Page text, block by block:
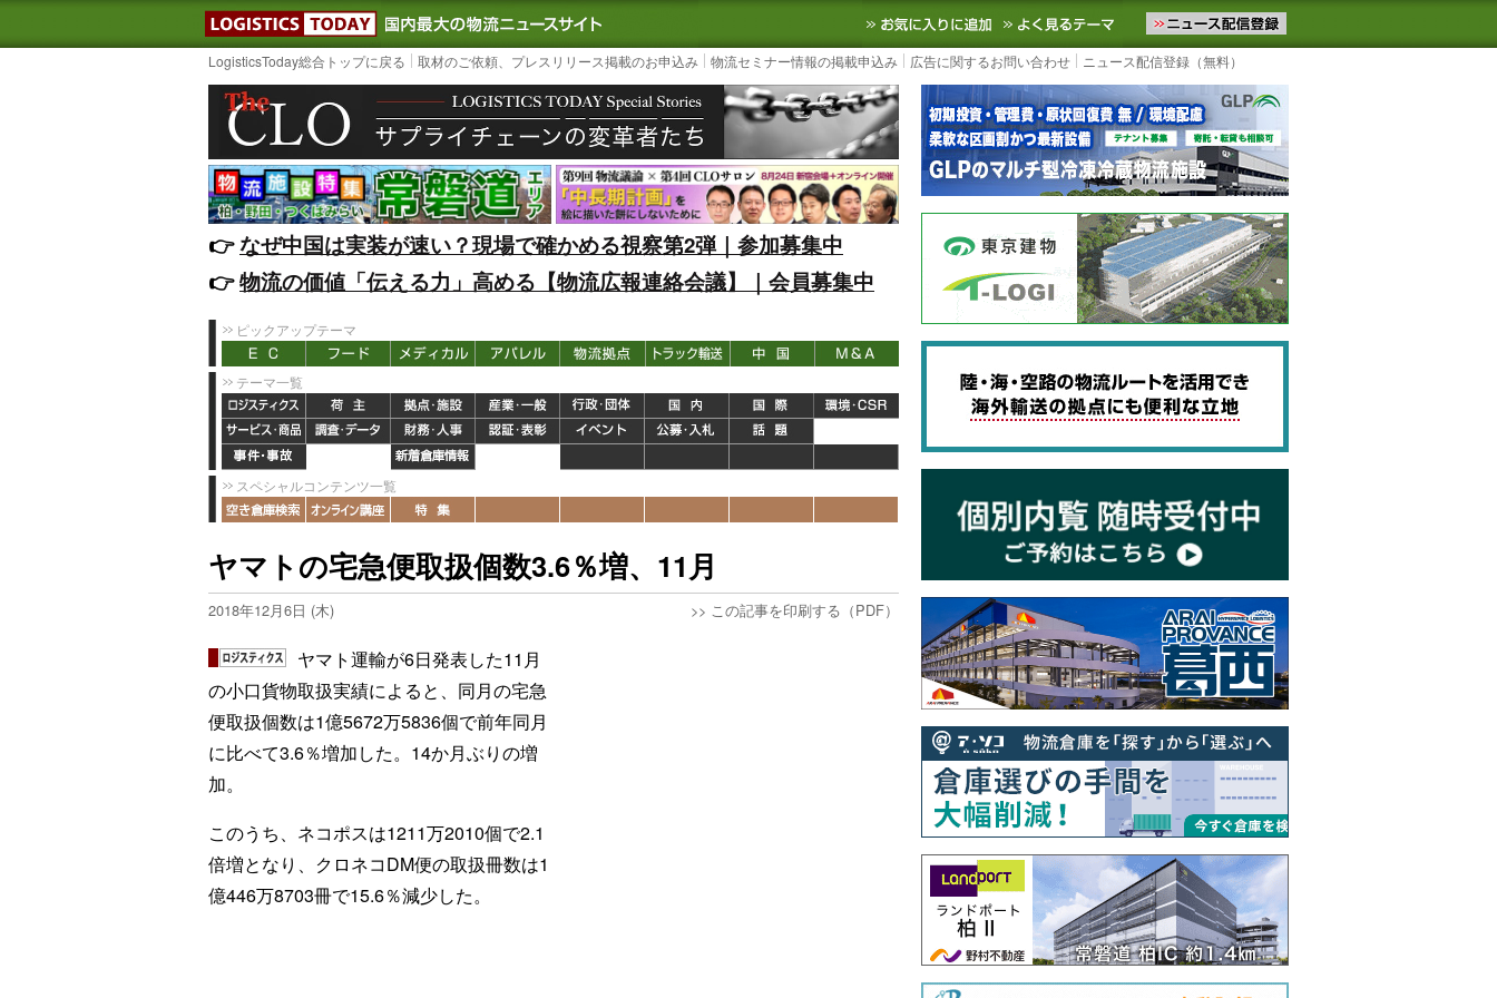
LOGISTICS TODAY｜国内最大の物流ニュースサイト3PL, SCMなど国内外の最新の物流ニュースをお届けします。物流ニュースメール配信を登録す
お気に入りに追加 よく見るテーマ
LogisticsToday総合トップに戻る 取材のご依頼、プレスリリース掲載のお申込み 物流セミナー情報の掲載申込み 広告に関するお問い合わせ ニュース配信登録（無料）
👉️なぜ中国は実装が速い？現場で確かめる視察第2弾｜参加募集中
👉️物流の価値「伝える力」高める【物流広報連絡会議】｜会員募集中
ピックアップテーマ
テーマ一覧
スペシャルコンテンツ一覧
ヤマトの宅急便取扱個数3.6％増、11月
2018年12月6日 (木) >> この記事を印刷する（PDF）
ヤマト運輸が6日発表した11月
の小口貨物取扱実績によると、同月の宅急
便取扱個数は1億5672万5836個で前年同月
に比べて3.6％増加した。14か月ぶりの増
加。
このうち、ネコポスは1211万2010個で2.1
倍増となり、クロネコDM便の取扱冊数は1
億446万8703冊で15.6％減少した。